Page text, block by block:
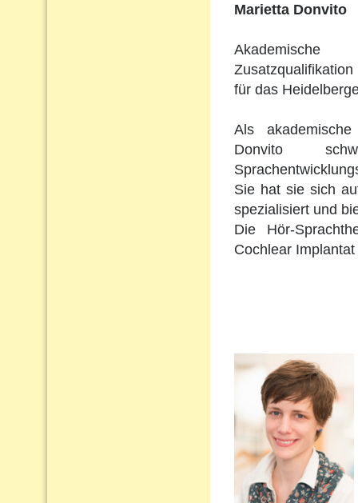
Marietta Donvito
für das
Als
Donvito
Sie hat sie sich
spezialisiert und
Die Hör-
Cochlear